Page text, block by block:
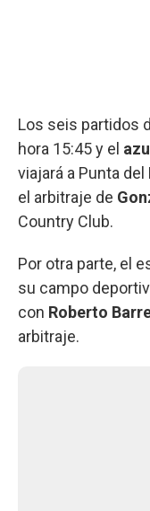
Los seis partidos
hora 15:45 y el
viajará a Punta
el arbitraje de
Country Club.
Por otra parte, el
su campo
con Roberto
arbitraje.